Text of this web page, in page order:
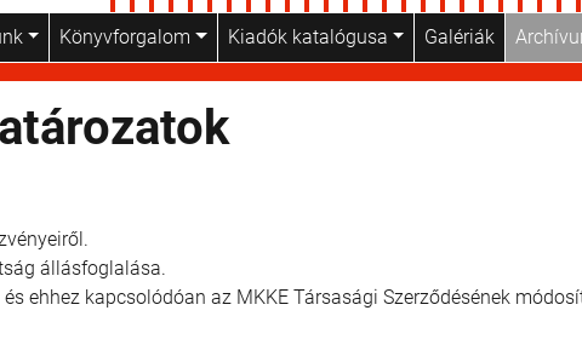
Könyvforgalom Kiadók katalógusa Galériák
állásfoglalása.
ehhez kapcsolódóan az MKKE Társasági Szerződésének